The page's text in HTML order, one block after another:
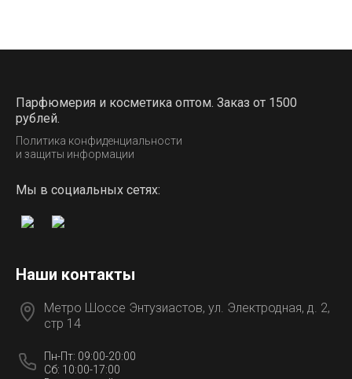
Парфюмерия и косметика оптом. Заказ от 1500
рублей.
Политика конфиденциальности
и защиты информации
Мы в социальных сетях:
Наши контакты
Метро Шоссе Энтузиастов, ул. Электродная, д. 2,
стр 14
Пн-Пт: 09:00-20:00
Сб: 10:00-17:00